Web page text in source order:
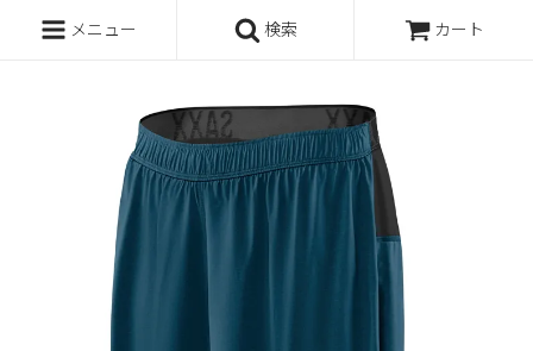
メニュー 検索 カート